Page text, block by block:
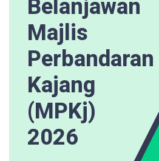
Belanjawan
Majlis
Perbandaran
Kajang
(MPKj)
2026